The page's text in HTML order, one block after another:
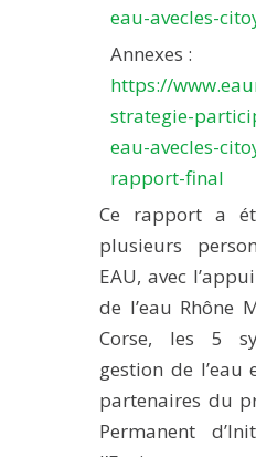
eau-avecles-
Annexes :
https://
strategie-
eau-avecles-
rapport-final
Ce rapport a
plusieurs
EAU, avec
de l’eau Rhône
Corse, les 5
gestion de l’eau
partenaires du
Permanent